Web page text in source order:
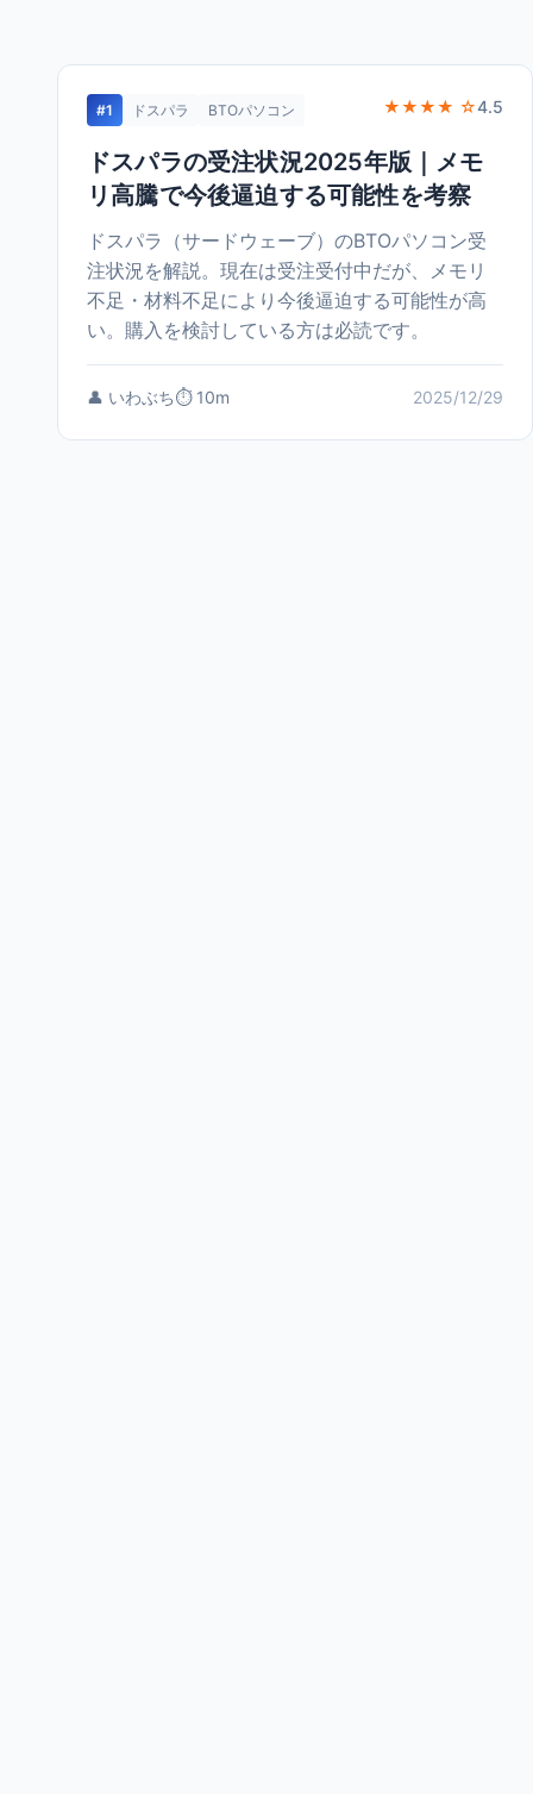
#1 ドスパラ BTOパソコン ★★★★ ☆4.5
ドスパラの受注状況2025年版｜メモ
リ高騰で今後逼迫する可能性を考察
ドスパラ（サードウェーブ）のBTOパソコン受
注状況を解説。現在は受注受付中だが、メモリ
不足・材料不足により今後逼迫する可能性が高
い。購入を検討している方は必読です。
👤 いわぶち⏱️ 10m 2025/12/29